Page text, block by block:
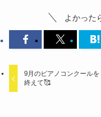
よかった
9月のピアノコンクールを
終えて🥰